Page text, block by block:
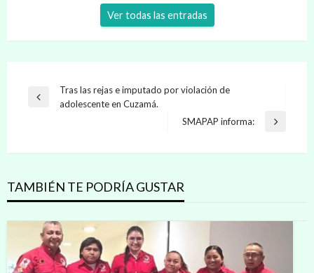
Ver todas las entradas
Navegación
Entrada
Tras las rejas e imputado por violación de
adolescente en Cuzamá.
Entrada
SMAPAP informa:
TAMBIÉN TE PODRÍA GUSTAR